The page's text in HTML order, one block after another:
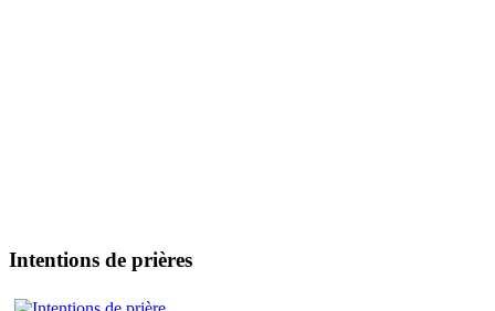
Intentions de prières